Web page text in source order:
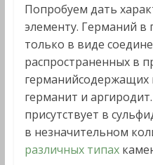
Попробуем дать
элементу. Германий
только в виде
распространенных в
германит и
присутствует в
в незначительном
различных типах